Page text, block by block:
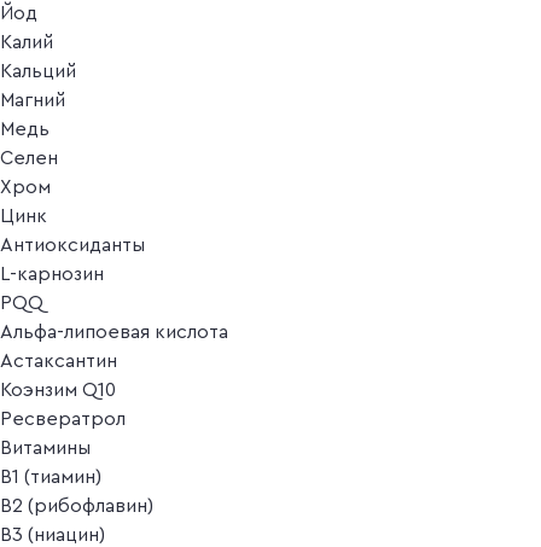
Йод
Калий
Кальций
Магний
Медь
Селен
Хром
Цинк
Антиоксиданты
L-карнозин
PQQ
Альфа-липоевая кислота
Астаксантин
Коэнзим Q10
Ресвератрол
Витамины
B1 (тиамин)
B2 (рибофлавин)
B3 (ниацин)